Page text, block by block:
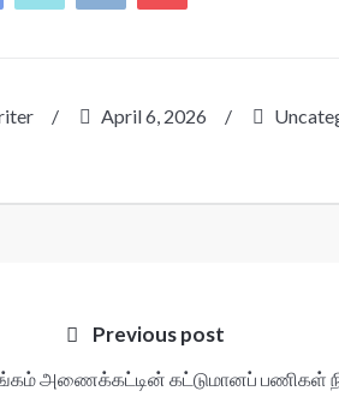
/ April 6, 2026 /
Previous post
அணைக்கட்டின் கட்டுமானப் பணிகள்